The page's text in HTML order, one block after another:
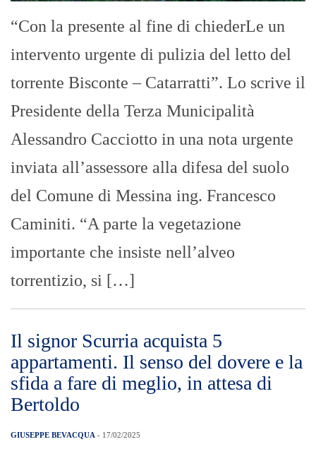
“Con la presente al fine di chiederLe un
intervento urgente di pulizia del letto del
torrente Bisconte – Catarratti”. Lo scrive il
Presidente della Terza Municipalità
Alessandro Cacciotto in una nota urgente
inviata all’assessore alla difesa del suolo
del Comune di Messina ing. Francesco
Caminiti. “A parte la vegetazione
importante che insiste nell’alveo
torrentizio, si […]
Il signor Scurria acquista 5
appartamenti. Il senso del dovere e la
sfida a fare di meglio, in attesa di
Bertoldo
GIUSEPPE BEVACQUA - 17/02/2025